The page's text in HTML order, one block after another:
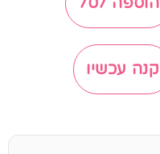
קנה עכשיו